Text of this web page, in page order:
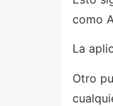
como
La
Otro